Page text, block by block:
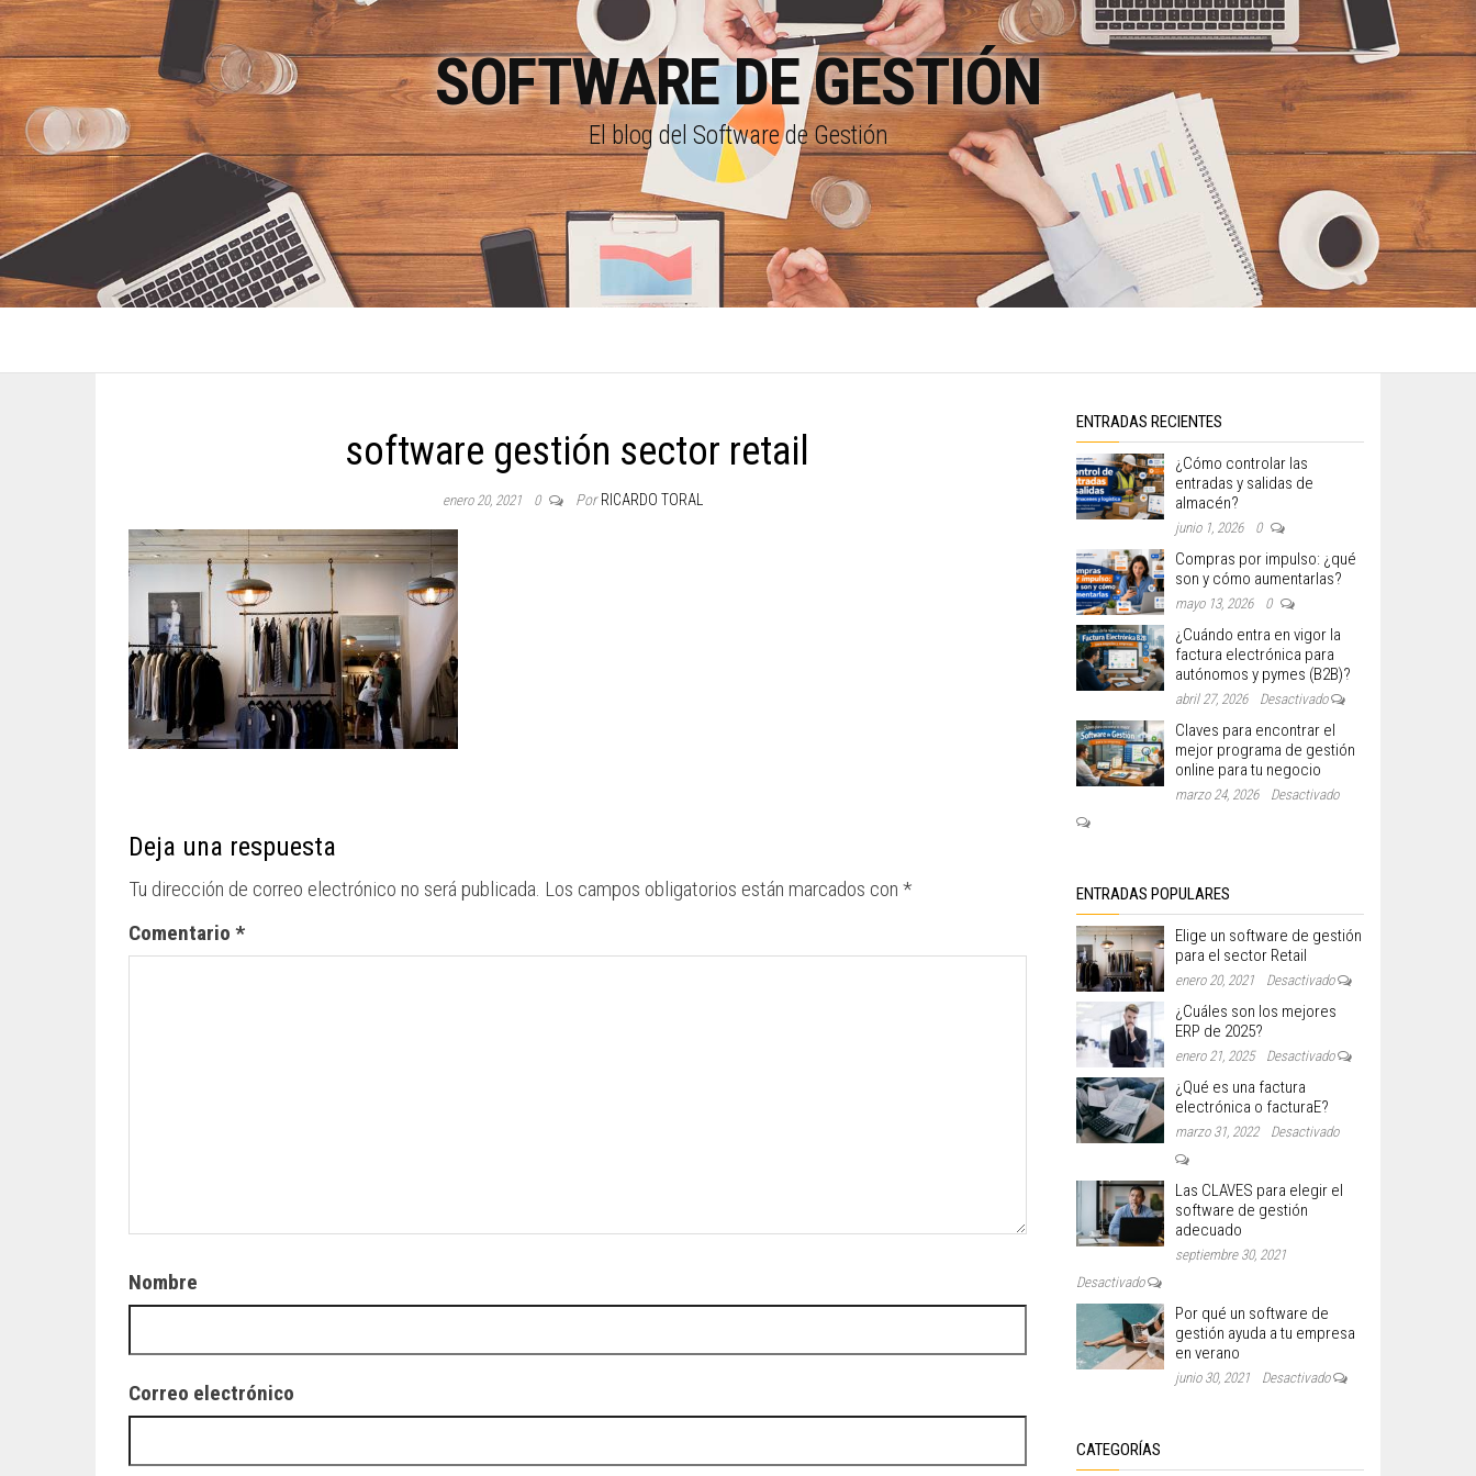
SOFTWARE DE GESTIÓN
El blog del Software de Gestión
software gestión sector retail
enero 20, 2021 0 Por RICARDO TORAL
Deja una respuesta
Tu dirección de correo electrónico no será publicada. Los campos obligatorios están marcados con *
Comentario *
Nombre
Correo electrónico
ENTRADAS RECIENTES
¿Cómo controlar las
entradas y salidas de
almacén?
junio 1, 2026 0
Compras por impulso: ¿qué
son y cómo aumentarlas?
mayo 13, 2026 0
¿Cuándo entra en vigor la
factura electrónica para
autónomos y pymes (B2B)?
abril 27, 2026 Desactivado
Claves para encontrar el
mejor programa de gestión
online para tu negocio
marzo 24, 2026 Desactivado
ENTRADAS POPULARES
Elige un software de gestión
para el sector Retail
enero 20, 2021 Desactivado
¿Cuáles son los mejores
ERP de 2025?
enero 21, 2025 Desactivado
¿Qué es una factura
electrónica o facturaE?
marzo 31, 2022 Desactivado
Las CLAVES para elegir el
software de gestión
adecuado
septiembre 30, 2021
Desactivado
Por qué un software de
gestión ayuda a tu empresa
en verano
junio 30, 2021 Desactivado
CATEGORÍAS